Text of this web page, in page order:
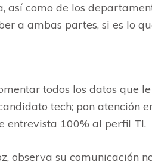
así como de los
a ambas partes, si es lo
todos los datos que
tech; pon atención
entrevista 100% al perfil TI.
observa su comunicación